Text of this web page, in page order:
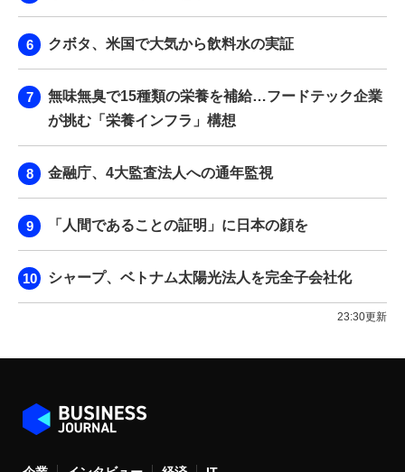
クボタ、米国で大気から飲料水の実証
無味無臭で15種類の栄養を補給…フードテック企業
が挑む「栄養インフラ」構想
金融庁、4大監査法人への通年監視
「人間であることの証明」に日本の顔を
シャープ、ベトナム太陽光法人を完全子会社化
23:30更新